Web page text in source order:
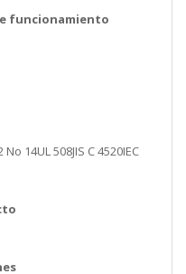
funcionamiento
No 14UL 508JIS C 4520IEC